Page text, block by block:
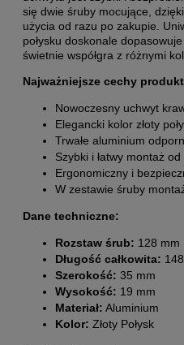
się dwie śruby mocujące,
użycia od razu po zakupie.
połysku doskonale
świetnie współgra z różnymi
Najważniejsze cechy
Nowoczesny uchwyt
Elegancki kolor złoty
Trwałe aluminium
Szybki i łatwy montaż
Ergonomiczny i
W zestawie śruby
Dane techniczne:
Rozstaw śrub: 128 mm
Długość całkowita:
Szerokość: 35 mm
Wysokość: 19 mm
Materiał: Aluminium
Kolor: Złoty Połysk